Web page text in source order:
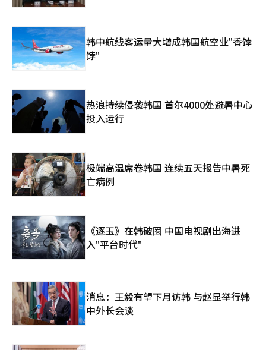
韩中航线客运量大增成韩国航空业"香饽
饽"
热浪持续侵袭韩国 首尔4000处避暑中心
投入运行
极端高温席卷韩国 连续五天报告中暑死
亡病例
《逐玉》在韩破圈 中国电视剧出海进
入"平台时代"
消息：王毅有望下月访韩 与赵显举行韩
中外长会谈